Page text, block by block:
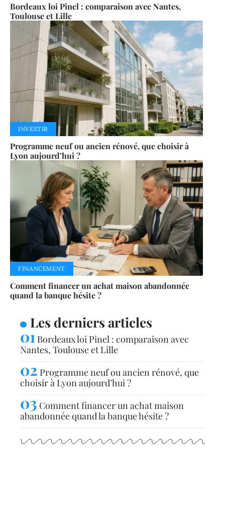
Bordeaux loi Pinel : comparaison avec Nantes,
Toulouse et Lille
INVESTIR
Programme neuf ou ancien rénové, que choisir à
Lyon aujourd’hui ?
FINANCEMENT
Comment financer un achat maison abandonnée
quand la banque hésite ?
Les derniers articles
Bordeaux loi Pinel : comparaison avec
Nantes, Toulouse et Lille
Programme neuf ou ancien rénové, que
choisir à Lyon aujourd’hui ?
Comment financer un achat maison
abandonnée quand la banque hésite ?